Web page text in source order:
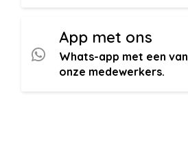
App met ons
Whats-app met een van
onze medewerkers.